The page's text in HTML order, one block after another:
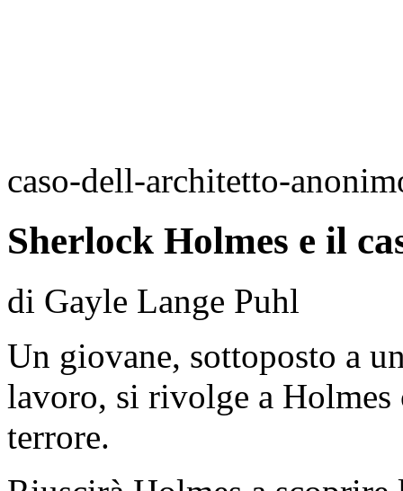
caso-dell-architetto-
Sherlock Holmes e il
di Gayle Lange Puhl
Un giovane, sottoposto a
lavoro, si rivolge a
terrore.